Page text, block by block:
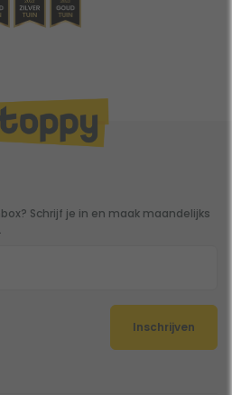
Schrijf je in en maak maandelijks
Inschrijven